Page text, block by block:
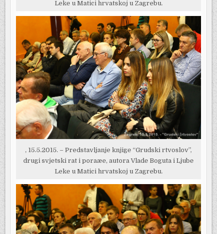
Leke u Matici hrvatskoj u Zagrebu.
, 15.5.2015. – Predstavljanje knjige “Grudski rtvoslov”,
drugi svjetski rat i poraæe, autora Vlade Boguta i Ljube
Leke u Matici hrvatskoj u Zagrebu.